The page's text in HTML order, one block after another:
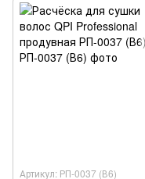
Артикул: РП-0037 (В6)